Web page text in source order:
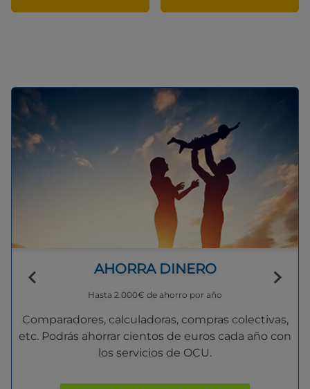
AHORRA DINERO
Hasta 2.000€ de ahorro por año
Comparadores, calculadoras, compras colectivas,
etc. Podrás ahorrar cientos de euros cada año con
los servicios de OCU.